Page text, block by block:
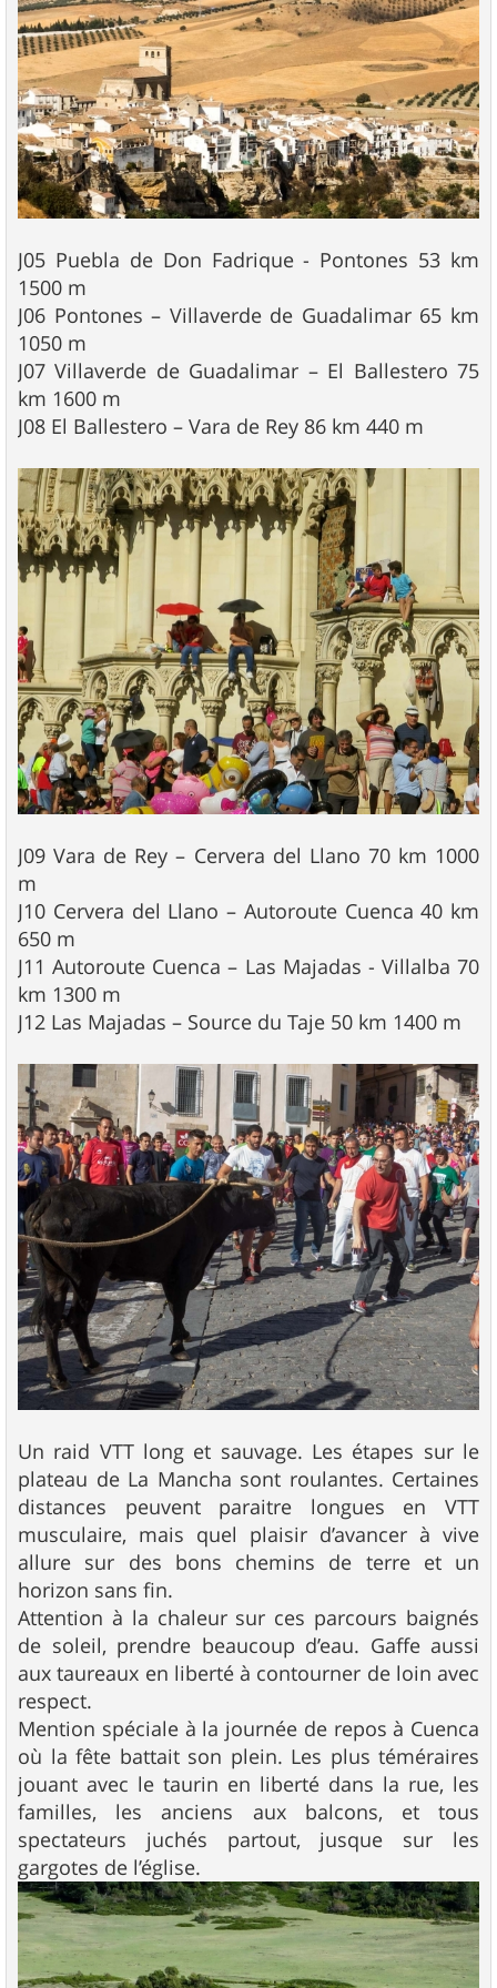
J05 Puebla de Don Fadrique - Pontones 53 km
1500 m
J06 Pontones – Villaverde de Guadalimar 65 km
1050 m
J07 Villaverde de Guadalimar – El Ballestero 75
km 1600 m
J08 El Ballestero – Vara de Rey 86 km 440 m
J09 Vara de Rey – Cervera del Llano 70 km 1000
m
J10 Cervera del Llano – Autoroute Cuenca 40 km
650 m
J11 Autoroute Cuenca – Las Majadas - Villalba 70
km 1300 m
J12 Las Majadas – Source du Taje 50 km 1400 m
Un raid VTT long et sauvage. Les étapes sur le
plateau de La Mancha sont roulantes. Certaines
distances peuvent paraitre longues en VTT
musculaire, mais quel plaisir d’avancer à vive
allure sur des bons chemins de terre et un
horizon sans fin.
Attention à la chaleur sur ces parcours baignés
de soleil, prendre beaucoup d’eau. Gaffe aussi
aux taureaux en liberté à contourner de loin avec
respect.
Mention spéciale à la journée de repos à Cuenca
où la fête battait son plein. Les plus téméraires
jouant avec le taurin en liberté dans la rue, les
familles, les anciens aux balcons, et tous
spectateurs juchés partout, jusque sur les
gargotes de l’église.